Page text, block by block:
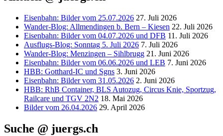
Eisenbahn: Bilder vom 25.07.2026 27. Juli 2026
Wander-Blog: Allmendingen b. Bern – Kiesen 22. Juli 2026
Eisenbahn: Bilder vom 04.07.2026 und DFB 11. Juli 2026
Ausflugs-Blog: Sonntag 5. Juli 2026 7. Juli 2026
Wander-Blog: Menzingen – Sihlbrugg 21. Juni 2026
Eisenbahn: Bilder vom 06.06.2026 und LEB 7. Juni 2026
HBB: Gotthard-IC und Sgns 3. Juni 2026
Eisenbahn: Bilder vom 31.05.2026 2. Juni 2026
HBB: RhB Container, BLS Autozug, Circus Knie, Sportzug,
Railcare und TGV 2N2 18. Mai 2026
Bilder vom 26.04.2026 29. April 2026
Suche @ juergs.ch